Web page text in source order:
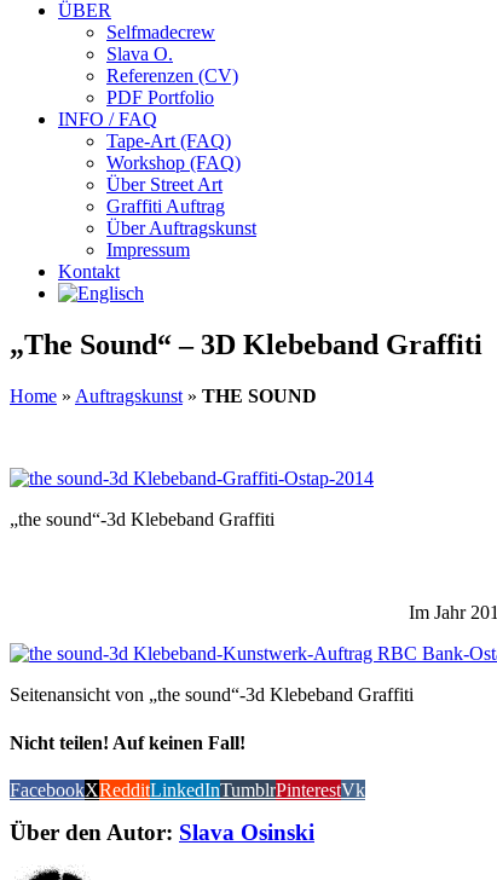
ÜBER
Selfmadecrew
Slava O.
Referenzen (CV)
PDF Portfolio
INFO / FAQ
Tape-Art (FAQ)
Workshop (FAQ)
Über Street Art
Graffiti Auftrag
Über Auftragskunst
Impressum
Kontakt
„The Sound“ – 3D Klebeband Graffiti
Home » Auftragskunst » THE SOUND
„the sound“-3d Klebeband Graffiti
Im Jahr
Seitenansicht von „the sound“-3d Klebeband Graffiti
Nicht teilen! Auf keinen Fall!
FacebookXRedditLinkedInTumblrPinterestVk
Über den Autor: Slava Osinski